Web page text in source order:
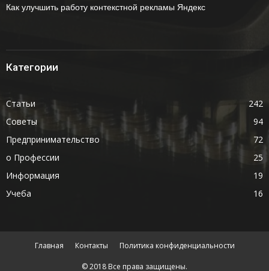
Как улучшить работу контекстной рекламы Яндекс
Категории
Статьи
242
Советы
94
Предпринимательство
72
о Профессии
25
Информация
19
Учеба
16
Главная Контакты Политика конфиденциальности
© 2018 Все права защищены.